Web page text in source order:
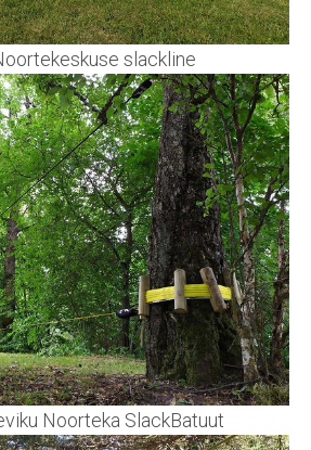
slackline
Noorteka SlackBatuut